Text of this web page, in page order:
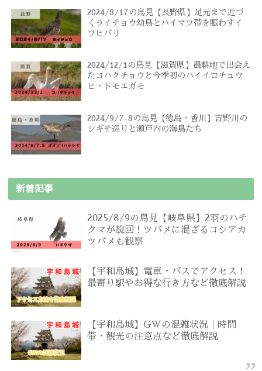
2024/8/17の鳥見【長野県】足元まで近づ
くライチョウ幼鳥とハイマツ帯を賑わすイ
ワヒバリ
2024/12/1の鳥見【滋賀県】農耕地で出会え
たコハクチョウと今季初のハイイロチュウ
ヒ・トモエガモ
2024/9/7-8の鳥見【徳島・香川】吉野川の
シギチ巡りと瀬戸内の海鳥たち
新着記事
2025/8/9の鳥見【岐阜県】2羽のハチ
クマが旋回！ツバメに混ざるコシアカ
ツバメも観察
【宇和島城】電車・バスでアクセス！
最寄り駅やお得な行き方など徹底解説
【宇和島城】GWの混雑状況｜時間
帯・観光の注意点など徹底解説